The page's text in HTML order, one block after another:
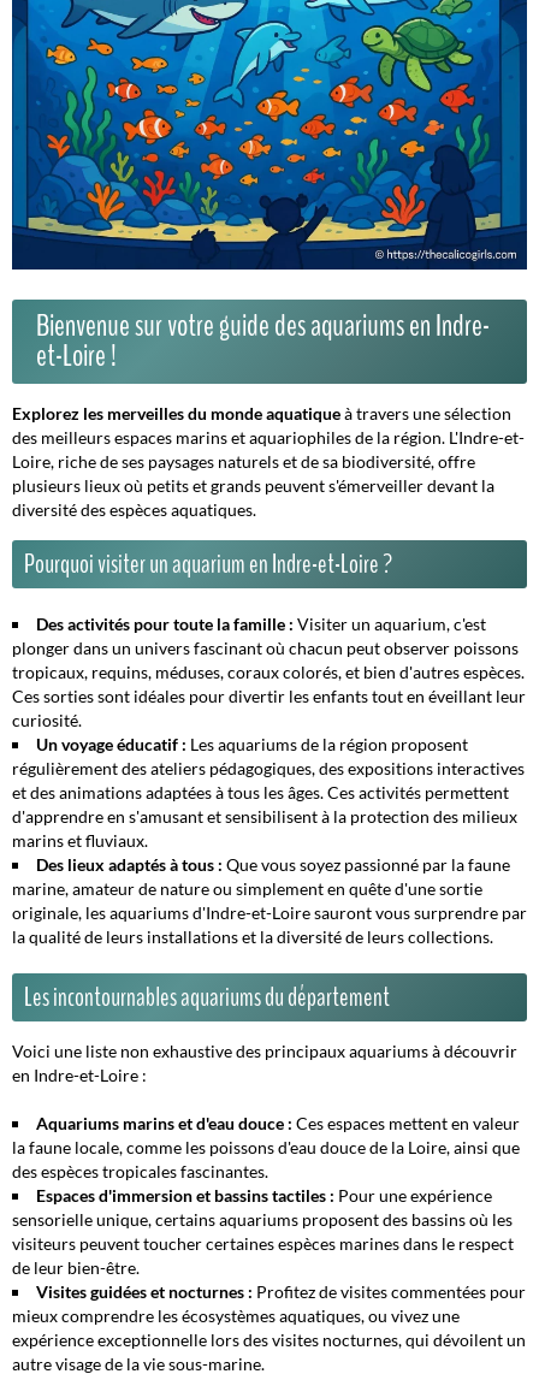
Bienvenue sur votre guide des aquariums en Indre-
et-Loire !
Explorez les merveilles du monde aquatiqueà travers une sélection
des meilleurs espaces marins et aquariophiles de la région. L'Indre-et-
Loire, riche de ses paysages naturels et de sa biodiversité, offre
plusieurs lieux où petits et grands peuvent s'émerveiller devant la
diversité des espèces aquatiques.
Pourquoi visiter un aquarium en Indre-et-Loire ?
Des activités pour toute la famille : Visiter un aquarium, c'est
plonger dans un univers fascinant où chacun peut observer poissons
tropicaux, requins, méduses, coraux colorés, et bien d'autres espèces.
Ces sorties sont idéales pour divertir les enfants tout en éveillant leur
curiosité.
Un voyage éducatif : Les aquariums de la région proposent
régulièrement des ateliers pédagogiques, des expositions interactives
et des animations adaptées à tous les âges. Ces activités permettent
d'apprendre en s'amusant et sensibilisent à la protection des milieux
marins et fluviaux.
Des lieux adaptés à tous : Que vous soyez passionné par la faune
marine, amateur de nature ou simplement en quête d'une sortie
originale, les aquariums d'Indre-et-Loire sauront vous surprendre par
la qualité de leurs installations et la diversité de leurs collections.
Les incontournables aquariums du département
Voici une liste non exhaustive des principaux aquariums à découvrir
en Indre-et-Loire :
Aquariums marins et d'eau douce : Ces espaces mettent en valeur
la faune locale, comme les poissons d'eau douce de la Loire, ainsi que
des espèces tropicales fascinantes.
Espaces d'immersion et bassins tactiles : Pour une expérience
sensorielle unique, certains aquariums proposent des bassins où les
visiteurs peuvent toucher certaines espèces marines dans le respect
de leur bien-être.
Visites guidées et nocturnes : Profitez de visites commentées pour
mieux comprendre les écosystèmes aquatiques, ou vivez une
expérience exceptionnelle lors des visites nocturnes, qui dévoilent un
autre visage de la vie sous-marine.